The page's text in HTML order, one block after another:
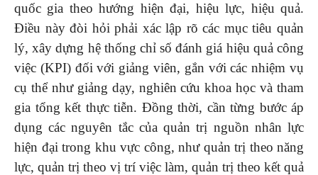
quốc gia theo hướng hiện đại, hiệu lực, hiệu quả.
Điều này đòi hỏi phải xác lập rõ các mục tiêu quản
lý, xây dựng hệ thống chỉ số đánh giá hiệu quả công
việc (KPI) đối với giảng viên, gắn với các nhiệm vụ
cụ thể như giảng dạy, nghiên cứu khoa học và tham
gia tổng kết thực tiễn. Đồng thời, cần từng bước áp
dụng các nguyên tắc của quản trị nguồn nhân lực
hiện đại trong khu vực công, như quản trị theo năng
lực, quản trị theo vị trí việc làm, quản trị theo kết quả